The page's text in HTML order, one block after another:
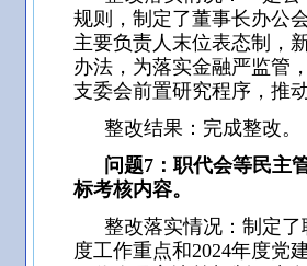
规则，制定了董事长办公
主要负责人末位表态制，
办法，为落实金融严监管
支委会前置研究程序，推
整改结果：完成整改。
问题7：职代会等民主管
标考核内容。
整改落实情况：制定了
度工作重点和2024年度党